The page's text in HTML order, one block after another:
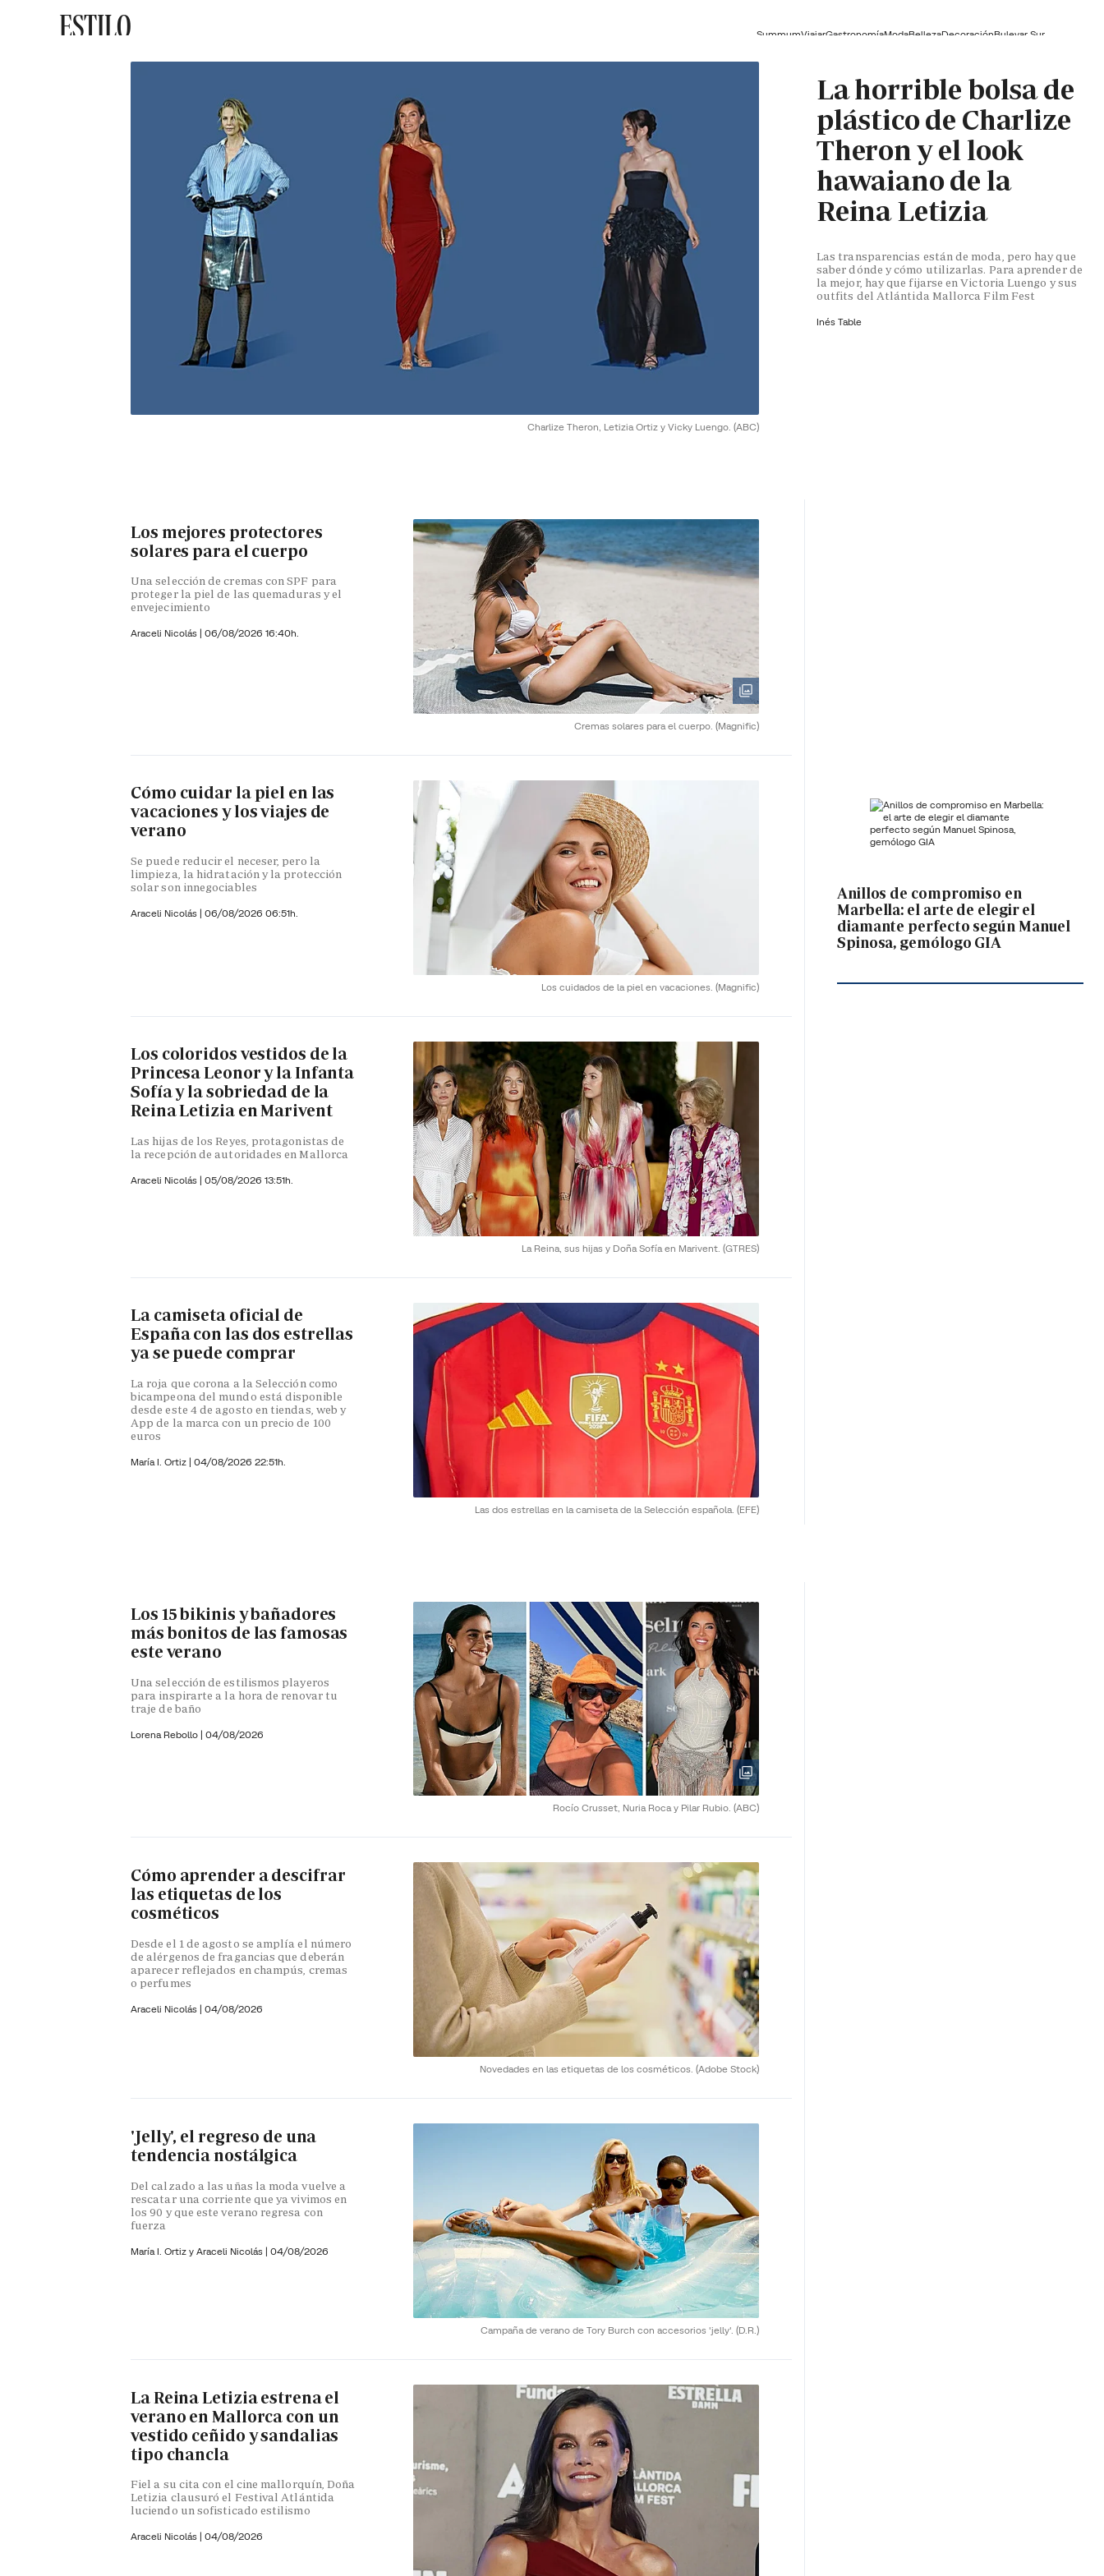
ESTILO SummumViajarGastronomíaModaBellezaDecoraciónBulevar Sur
Charlize Theron, Letizia Ortiz y Vicky Luengo. (ABC)
La horrible bolsa de
plástico de Charlize
Theron y el look
hawaiano de la
Reina Letizia
Las transparencias están de moda, pero hay que
saber dónde y cómo utilizarlas. Para aprender de
la mejor, hay que fijarse en Victoria Luengo y sus
outfits del Atlántida Mallorca Film Fest
Inés Table
Cremas solares para el cuerpo. (Magnific)
Los mejores protectores
solares para el cuerpo
Una selección de cremas con SPF para
proteger la piel de las quemaduras y el
envejecimiento
Araceli Nicolás | 06/08/2026 16:40h.
Los cuidados de la piel en vacaciones. (Magnific)
Cómo cuidar la piel en las
vacaciones y los viajes de
verano
Se puede reducir el neceser, pero la
limpieza, la hidratación y la protección
solar son innegociables
Araceli Nicolás | 06/08/2026 06:51h.
La Reina, sus hijas y Doña Sofía en Marivent. (GTRES)
Los coloridos vestidos de la
Princesa Leonor y la Infanta
Sofía y la sobriedad de la
Reina Letizia en Marivent
Las hijas de los Reyes, protagonistas de
la recepción de autoridades en Mallorca
Araceli Nicolás | 05/08/2026 13:51h.
Las dos estrellas en la camiseta de la Selección española. (EFE)
La camiseta oficial de
España con las dos estrellas
ya se puede comprar
La roja que corona a la Selección como
bicampeona del mundo está disponible
desde este 4 de agosto en tiendas, web y
App de la marca con un precio de 100
euros
María I. Ortiz | 04/08/2026 22:51h.
Anillos de compromiso en
Marbella: el arte de elegir el
diamante perfecto según Manuel
Spinosa, gemólogo GIA
Rocío Crusset, Nuria Roca y Pilar Rubio. (ABC)
Los 15 bikinis y bañadores
más bonitos de las famosas
este verano
Una selección de estilismos playeros
para inspirarte a la hora de renovar tu
traje de baño
Lorena Rebollo | 04/08/2026
Novedades en las etiquetas de los cosméticos. (Adobe Stock)
Cómo aprender a descifrar
las etiquetas de los
cosméticos
Desde el 1 de agosto se amplía el número
de alérgenos de fragancias que deberán
aparecer reflejados en champús, cremas
o perfumes
Araceli Nicolás | 04/08/2026
Campaña de verano de Tory Burch con accesorios 'jelly'. (D.R.)
'Jelly', el regreso de una
tendencia nostálgica
Del calzado a las uñas la moda vuelve a
rescatar una corriente que ya vivimos en
los 90 y que este verano regresa con
fuerza
María I. Ortiz y Araceli Nicolás | 04/08/2026
La Reina Letizia estrena el
verano en Mallorca con un
vestido ceñido y sandalias
tipo chancla
Fiel a su cita con el cine mallorquín, Doña
Letizia clausuró el Festival Atlántida
luciendo un sofisticado estilismo
Araceli Nicolás | 04/08/2026